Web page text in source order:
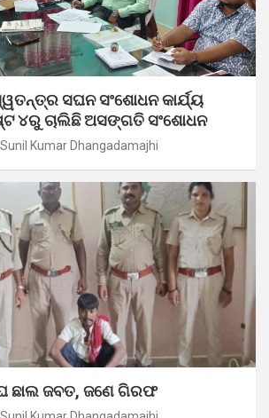
ସଘନ ସଂଶୋଧନ କାର୍ଯ୍ୟ
୪ରୁ ଚାଲିଛି ଅସଙ୍ଗତି ସଂଶୋଧନ
Sunil Kumar Dhangadamajhi
ଛାଲ ଜବତ, ଜଣେ ଗିରଫ